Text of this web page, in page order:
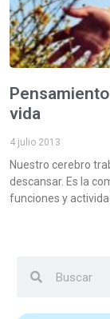
vida
4 julio 2013
Nuestro cerebro
descansar. Es la
funciones y